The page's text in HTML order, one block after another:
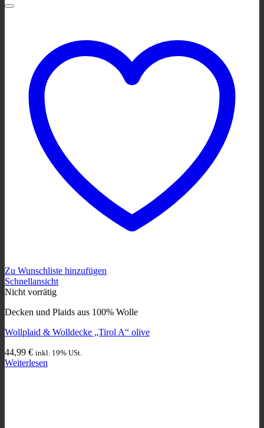
Zu Wunschliste hinzufügen
Schnellansicht
Nicht vorrätig
Decken und Plaids aus 100% Wolle
Wollplaid & Wolldecke „Tirol A“ olive
44,99 € inkl. 19% USt.
Weiterlesen